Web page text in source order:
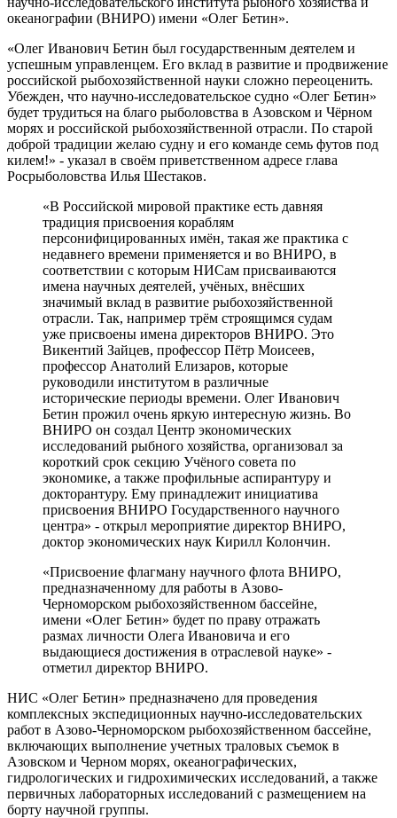
океанографии (ВНИРО) имени «Олег Бетин».
«Олег Иванович Бетин был государственным деятелем и
успешным управленцем. Его вклад в развитие и продвижение
российской рыбохозяйственной науки сложно переоценить.
Убежден, что научно-исследовательское судно «Олег Бетин»
будет трудиться на благо рыболовства в Азовском и Чёрном
морях и российской рыбохозяйственной отрасли. По старой
доброй традиции желаю судну и его команде семь футов под
килем!» - указал в своём приветственном адресе глава
Росрыболовства Илья Шестаков.
«В Российской мировой практике есть давняя
традиция присвоения кораблям
персонифицированных имён, такая же практика с
недавнего времени применяется и во ВНИРО, в
соответствии с которым НИСам присваиваются
имена научных деятелей, учёных, внёсших
значимый вклад в развитие рыбохозяйственной
отрасли. Так, например трём строящимся судам
уже присвоены имена директоров ВНИРО. Это
Викентий Зайцев, профессор Пётр Моисеев,
профессор Анатолий Елизаров, которые
руководили институтом в различные
исторические периоды времени. Олег Иванович
Бетин прожил очень яркую интересную жизнь. Во
ВНИРО он создал Центр экономических
исследований рыбного хозяйства, организовал за
короткий срок секцию Учёного совета по
экономике, а также профильные аспирантуру и
докторантуру. Ему принадлежит инициатива
присвоения ВНИРО Государственного научного
центра» - открыл мероприятие директор ВНИРО,
доктор экономических наук Кирилл Колончин.
«Присвоение флагману научного флота ВНИРО,
предназначенному для работы в Азово-
Черноморском рыбохозяйственном бассейне,
имени «Олег Бетин» будет по праву отражать
размах личности Олега Ивановича и его
выдающиеся достижения в отраслевой науке» -
отметил директор ВНИРО.
НИС «Олег Бетин» предназначено для проведения
комплексных экспедиционных научно-исследовательских
работ в Азово-Черноморском рыбохозяйственном бассейне,
включающих выполнение учетных траловых съемок в
Азовском и Черном морях, океанографических,
гидрологических и гидрохимических исследований, а также
первичных лабораторных исследований с размещением на
борту научной группы.